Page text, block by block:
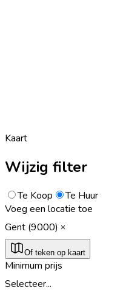
Kaart
Wijzig filter
Te Koop
Te Huur
Voeg een locatie toe
Gent (9000)
Of teken op kaart
Minimum prijs
Selecteer...